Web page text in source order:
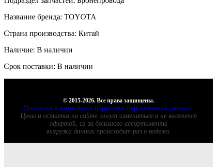
Название бренда: TOYOTA
Страна производства: Китай
Наличие: В наличии
Срок поставки: В наличии
© 2015-2026. Все права защищены.
Политика в отношении обработки персональных данных.
Цены и остатки на сайте могут измениться и не являются
офертой, из-за большого ассортимента
выгрузка данных происходит раз в неделю.